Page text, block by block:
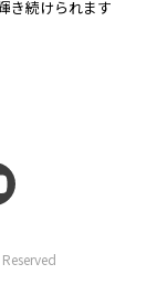
き続けられます